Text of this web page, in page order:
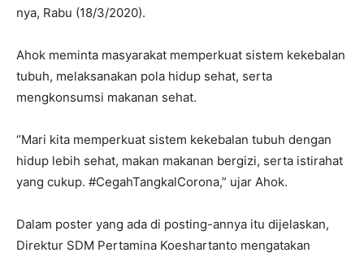
nya, Rabu (18/3/2020).
Ahok meminta masyarakat memperkuat sistem kekebalan
tubuh, melaksanakan pola hidup sehat, serta
mengkonsumsi makanan sehat.
“Mari kita memperkuat sistem kekebalan tubuh dengan
hidup lebih sehat, makan makanan bergizi, serta istirahat
yang cukup. #CegahTangkalCorona,” ujar Ahok.
Dalam poster yang ada di posting-annya itu dijelaskan,
Direktur SDM Pertamina Koeshartanto mengatakan